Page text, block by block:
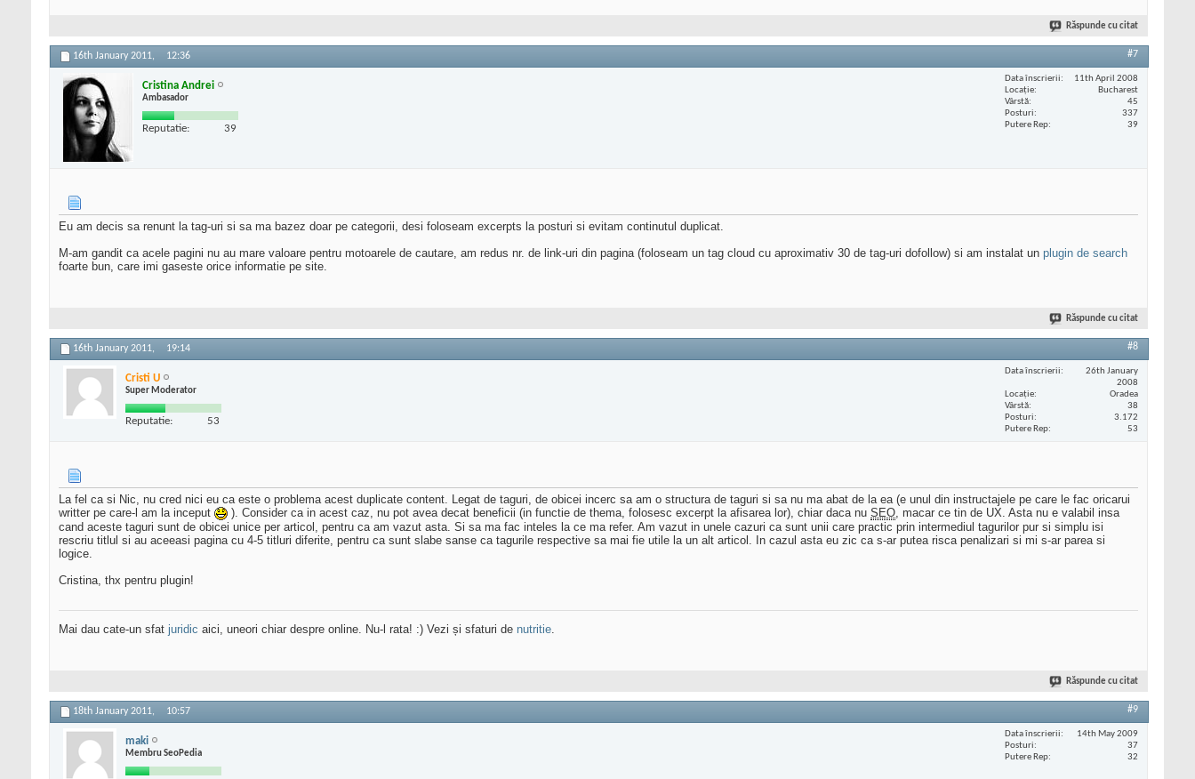
Răspunde cu citat
16th January 2011, 12:36 #7
Cristina Andrei
Ambasador
Reputatie: 39
Data înscrierii
11th April 2008
Locaţie
Bucharest
Vârstă
45
Posturi
337
Putere Rep
39
Eu am decis sa renunt la tag-uri si sa ma bazez doar pe categorii, desi foloseam excerpts la posturi si evitam continutul duplicat.
M-am gandit ca acele pagini nu au mare valoare pentru motoarele de cautare, am redus nr. de link-uri din pagina (foloseam un tag cloud cu aproximativ 30 de tag-uri dofollow) si am instalat un plugin de search
foarte bun, care imi gaseste orice informatie pe site.
Răspunde cu citat
16th January 2011, 19:14 #8
Cristi U
Super Moderator
Reputatie: 53
Data înscrierii
26th January
2008
Locaţie
Oradea
Vârstă
38
Posturi
3.172
Putere Rep
53
La fel ca si Nic, nu cred nici eu ca este o problema acest duplicate content. Legat de taguri, de obicei incerc sa am o structura de taguri si sa nu ma abat de la ea (e unul din instructajele pe care le fac oricarui
writter pe care-l am la inceput
). Consider ca in acest caz, nu pot avea decat beneficii (in functie de thema, folosesc excerpt la afisarea lor), chiar daca nu SEO , macar ce tin de UX. Asta nu e valabil insa
cand aceste taguri sunt de obicei unice per articol, pentru ca am vazut asta. Si sa ma fac inteles la ce ma refer. Am vazut in unele cazuri ca sunt unii care practic prin intermediul tagurilor pur si simplu isi
rescriu titlul si au aceeasi pagina cu 4-5 titluri diferite, pentru ca sunt slabe sanse ca tagurile respective sa mai fie utile la un alt articol. In cazul asta eu zic ca s-ar putea risca penalizari si mi s-ar parea si
logice.
Cristina, thx pentru plugin!
Mai dau cate-un sfat juridic aici, uneori chiar despre online. Nu-l rata! :) Vezi și sfaturi de nutritie
Răspunde cu citat
18th January 2011, 10:57 #9
maki
Membru SeoPedia
Data înscrierii
14th May 2009
Posturi
37
Putere Rep
32